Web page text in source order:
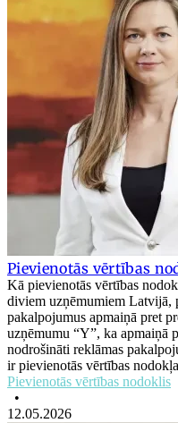
Pievienotās vērtības
Kā pievienotās vērtības
diviem uzņēmumiem Latvijā,
pakalpojumus apmaiņā pret
uzņēmumu “Y”, ka apmaiņā
nodrošināti reklāmas
ir pievienotās vērtības
Pievienotās vērtības nodoklis
•
12.05.2026